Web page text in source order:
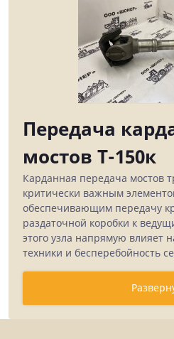
Передача
мостов Т-150к
Карданная передача мостов
критически важным
обеспечивающим передачу
раздаточной коробки к
этого узла напрямую влияет
техники и бесперебойность
ассортимент карданных
для тракторов Т-150к